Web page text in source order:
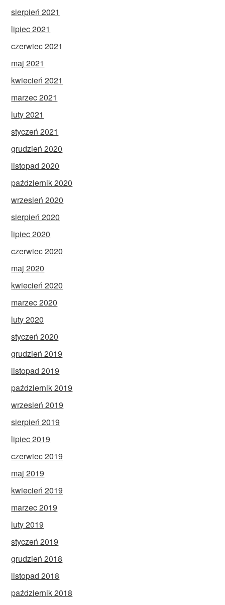
sierpień 2021
lipiec 2021
czerwiec 2021
maj 2021
kwiecień 2021
marzec 2021
luty 2021
styczeń 2021
grudzień 2020
listopad 2020
październik 2020
wrzesień 2020
sierpień 2020
lipiec 2020
czerwiec 2020
maj 2020
kwiecień 2020
marzec 2020
luty 2020
styczeń 2020
grudzień 2019
listopad 2019
październik 2019
wrzesień 2019
sierpień 2019
lipiec 2019
czerwiec 2019
maj 2019
kwiecień 2019
marzec 2019
luty 2019
styczeń 2019
grudzień 2018
listopad 2018
październik 2018